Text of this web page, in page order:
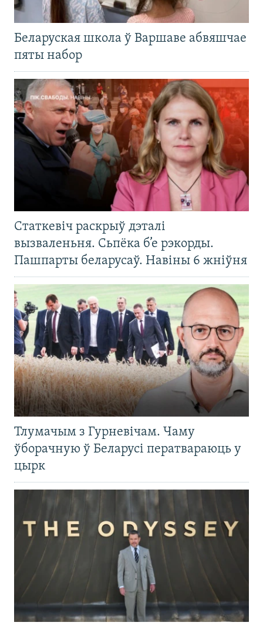
Беларуская школа ў Варшаве абвяшчае
пяты набор
Статкевіч раскрыў дэталі
вызваленьня. Сьпёка б’е рэкорды.
Пашпарты беларусаў. Навіны 6 жніўня
Тлумачым з Гурневічам. Чаму
ўборачную ў Беларусі ператвараюць у
цырк